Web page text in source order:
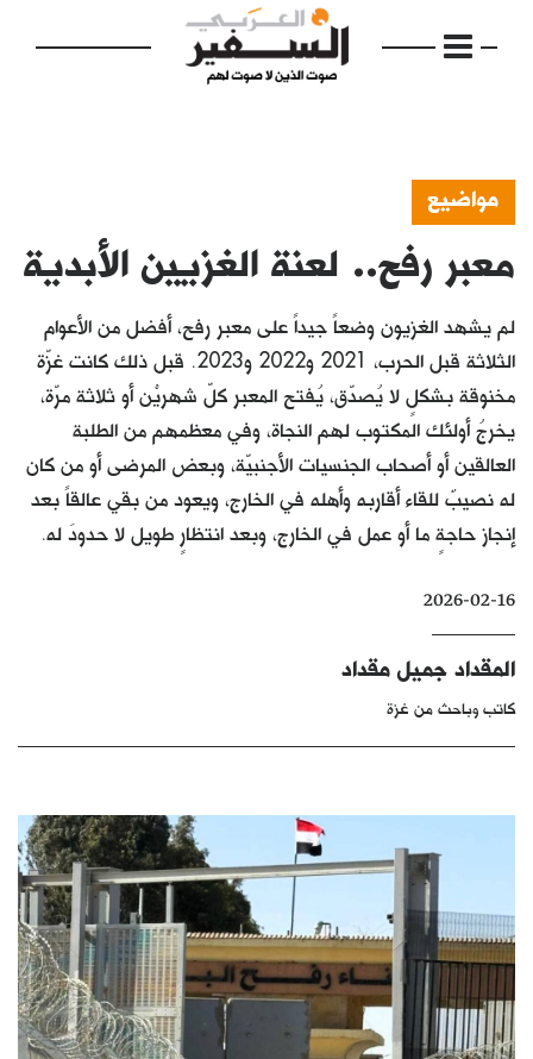
الرئيسية
إفتتاحية
فكرة
دفاتر
بالصورة
الأرشيف
مواضيع
معبر رفح.. لعنة الغزيين الأبدية
لم يشهد الغزيون وضعاً جيداً على معبر رفح، أفضل من الأعوام
الثلاثة قبل الحرب، 2021 و2022 و2023. قبل ذلك كانت غزّة
مخنوقة بشكلٍ لا يُصدّق، يُفتح المعبر كلّ شهريْن أو ثلاثة مرّة،
يخرجُ أولئك المكتوب لهم النجاة، وفي معظمهم من الطلبة
العالقين أو أصحاب الجنسيات الأجنبيّة، وبعض المرضى أو من كان
له نصيبٌ للقاء أقاربه وأهله في الخارج، ويعود من بقي عالقاً بعد
إنجاز حاجةٍ ما أو عمل في الخارج، وبعد انتظارٍ طويل لا حدودَ له.
2026-02-16
المقداد جميل مقداد
كاتب وباحث من غزة